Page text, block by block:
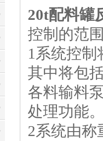
20t配料罐
控制的范
1系统控
其中将包
各料输料
处理功能
2系统由称